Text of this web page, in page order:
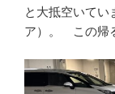
と大抵空いてい
ア）。 この帰